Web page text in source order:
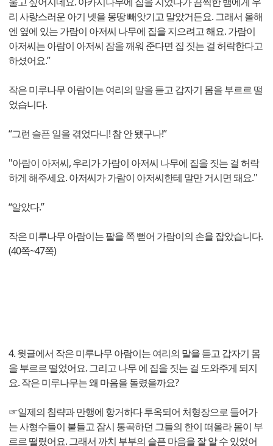
리 사랑스러운 아기 넷을 몽땅 빼앗기고 말았거든요. 그래서 올해
엔 옆에 있는 가람이 아저씨 나무에 집을 지으려고 해요. 가람이
아저씨는 아람이 아저씨 잠을 깨워 준다면 집 짓는 걸 허락한다고
하셨어요.”
작은 미루나무 아람이는 여리의 말을 듣고 갑자기 몸을 부르르 떨
었습니다.
“그런 슬픈 일을 겪었다니! 참 안 됐구나!”
"아람이 아저씨, 우리가 가람이 아저씨 나무에 집을 짓는 걸 허락
하게 해주세요. 아저씨가 가람이 아저씨한테 말만 거시면 돼요."
“알았다.”
작은 미루나무 아람이는 팔을 쪽 뻗어 가람이의 손을 잡았습니다.
(40쪽~47쪽)
4. 윗글에서 작은 미루나무 아람이는 여리의 말을 듣고 갑자기 몸
을 부르르 떨었어요. 그리고 나무 에 집을 짓는 걸 도와주게 되지
요. 작은 미루나무는 왜 마음을 돌렸을까요?
☞일제의 침략과 만행에 항거하다 투옥되어 처형장으로 들어가
는 사형수들이 붙들고 잠시 통곡하던 그들의 한이 떠올라 몸이 부
르르 떨렸어요. 그래서 까치 부부의 슬픈 마음을 잘 알 수 있었어